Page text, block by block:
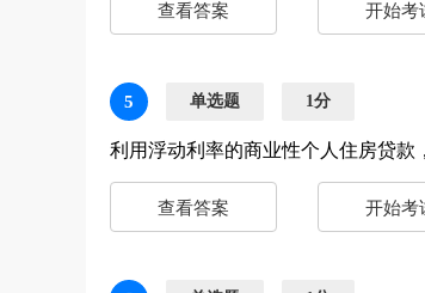
查看答案 开始考
5 单选题 1分
利用浮动利率的商业性个人住房贷款
查看答案 开始考